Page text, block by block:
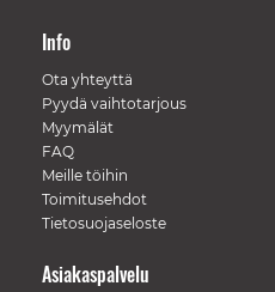
Info
Ota yhteyttä
Pyydä vaihtotarjous
Myymälät
FAQ
Meille töihin
Toimitusehdot
Tietosuojaseloste
Asiakaspalvelu